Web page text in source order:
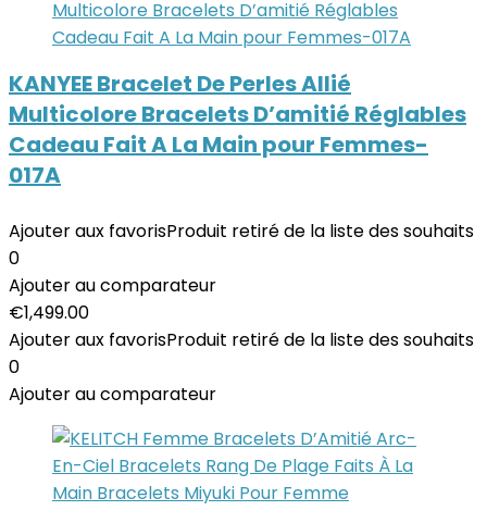
KANYEE Bracelet De Perles Allié
Multicolore Bracelets D’amitié Réglables
Cadeau Fait A La Main pour Femmes-
017A
Ajouter aux favorisProduit retiré de la liste des souhaits
0
Ajouter au comparateur
€1,499.00
Ajouter aux favorisProduit retiré de la liste des souhaits
0
Ajouter au comparateur